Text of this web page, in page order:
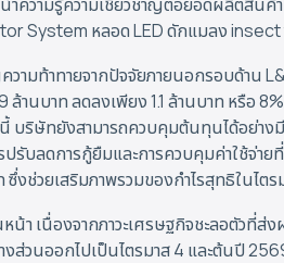
System หลอด LED ดักแมลง
มท้าทายจากปัจจัยภายนอกรอบด้าน
านบาท ลดลงเพียง 1.1 ล้านบาท หรือ
ริษัทยังสามารถควบคุมต้นทุนได้อย่างมี
ปรับลดการกู้ยืมและการควบคุมค่าใช้จ่
ช่วยเสริมภาพรวมของกำไรสุทธิในไตร
า เนื่องจากภาวะเศรษฐกิจชะลอตัวที่ส่
ส่วนออกไปเป็นไตรมาส 4 และต้นปี